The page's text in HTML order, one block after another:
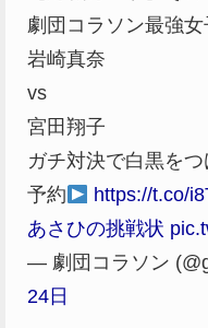
劇団コラソン最強
岩崎真奈
vs
宮田翔子
ガチ対決で白黒を
予約
https://t.co/
あさひの挑戦状
— 劇団コラソン
24日